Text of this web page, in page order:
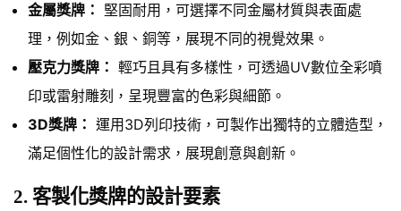
金屬獎牌： 堅固耐用，可選擇不同金屬材質與表面處
理，例如金、銀、銅等，展現不同的視覺效果。
壓克力獎牌： 輕巧且具有多樣性，可透過UV數位全彩噴
印或雷射雕刻，呈現豐富的色彩與細節。
3D獎牌： 運用3D列印技術，可製作出獨特的立體造型，
滿足個性化的設計需求，展現創意與創新。
2. 客製化獎牌的設計要素